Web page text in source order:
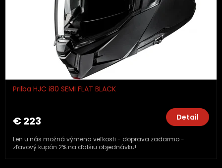
Prilba HJC i80 SEMI FLAT BLACK
€ 223 Detail
Len u nás možná výmena veľkosti - doprava zadarmo -
zľavový kupón 2% na ďalšiu objednávku!